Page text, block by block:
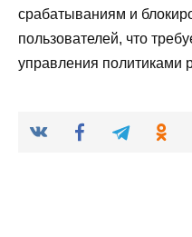
срабатываниям и
пользователей, что
управления политиками